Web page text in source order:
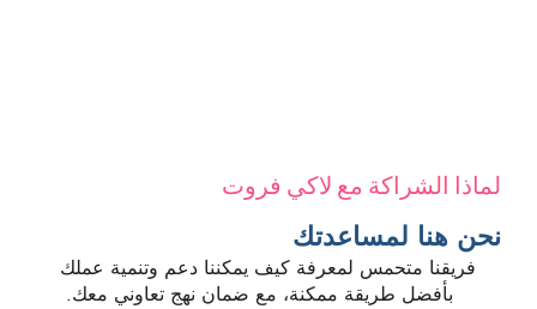
لماذا الشراكة مع لاكي فروت
نحن هنا لمساعدتك
فريقنا متحمس لمعرفة كيف يمكننا دعم وتنمية عملك
بأفضل طريقة ممكنة، مع ضمان نهج تعاوني معك.